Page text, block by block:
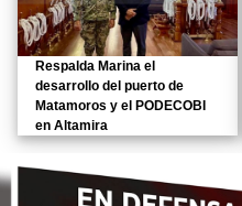
Respalda Marina el
desarrollo del puerto de
Matamoros y el PODECOBI
en Altamira